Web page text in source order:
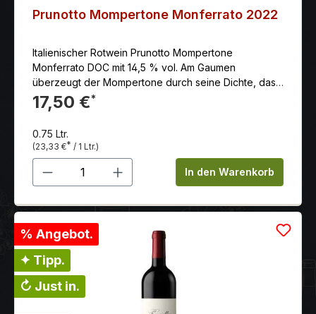
Prunotto Mompertone Monferrato 2022
Italienischer Rotwein Prunotto Mompertone
Monferrato DOC mit 14,5 % vol. Am Gaumen
überzeugt der Mompertone durch seine Dichte, das
sanfte Tannin, Eleganz und gute und geschmackvolle
Länge.
17,50 €*
0.75 Ltr.
(23,33 €* / 1 Ltr.)
Produkt Anzahl: Gib denIn den Warenkorb
% Angebot.
✦ Tipp.
↻ Just in.